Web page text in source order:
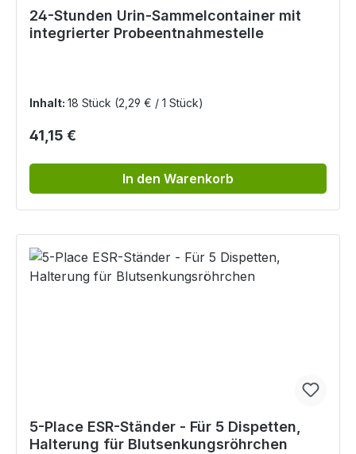
24-Stunden Urin-Sammelcontainer mit
integrierter Probeentnahmestelle
Inhalt: 18 Stück (2,29 € / 1 Stück)
Regulärer Preis:
41,15 €
In den Warenkorb
5-Place ESR-Ständer - Für 5 Dispetten,
Halterung für Blutsenkungsröhrchen